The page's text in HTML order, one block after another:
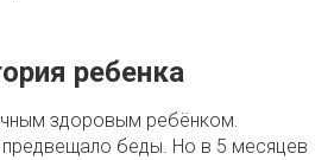
ребенка
здоровым ребёнком.
предвещало беды. Но в 5 месяцев